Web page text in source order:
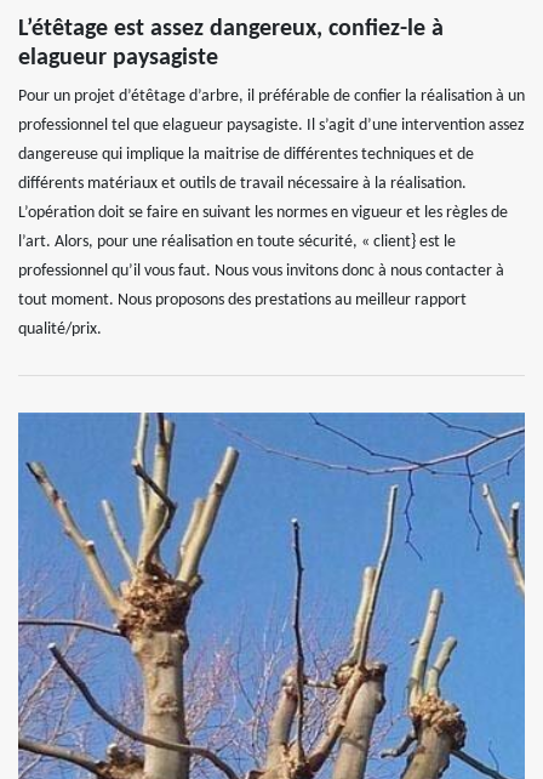
L’étêtage est assez dangereux, confiez-le à
elagueur paysagiste
Pour un projet d’étêtage d’arbre, il préférable de confier la réalisation à un
professionnel tel que elagueur paysagiste. Il s’agit d’une intervention assez
dangereuse qui implique la maitrise de différentes techniques et de
différents matériaux et outils de travail nécessaire à la réalisation.
L’opération doit se faire en suivant les normes en vigueur et les règles de
l’art. Alors, pour une réalisation en toute sécurité, « client} est le
professionnel qu’il vous faut. Nous vous invitons donc à nous contacter à
tout moment. Nous proposons des prestations au meilleur rapport
qualité/prix.